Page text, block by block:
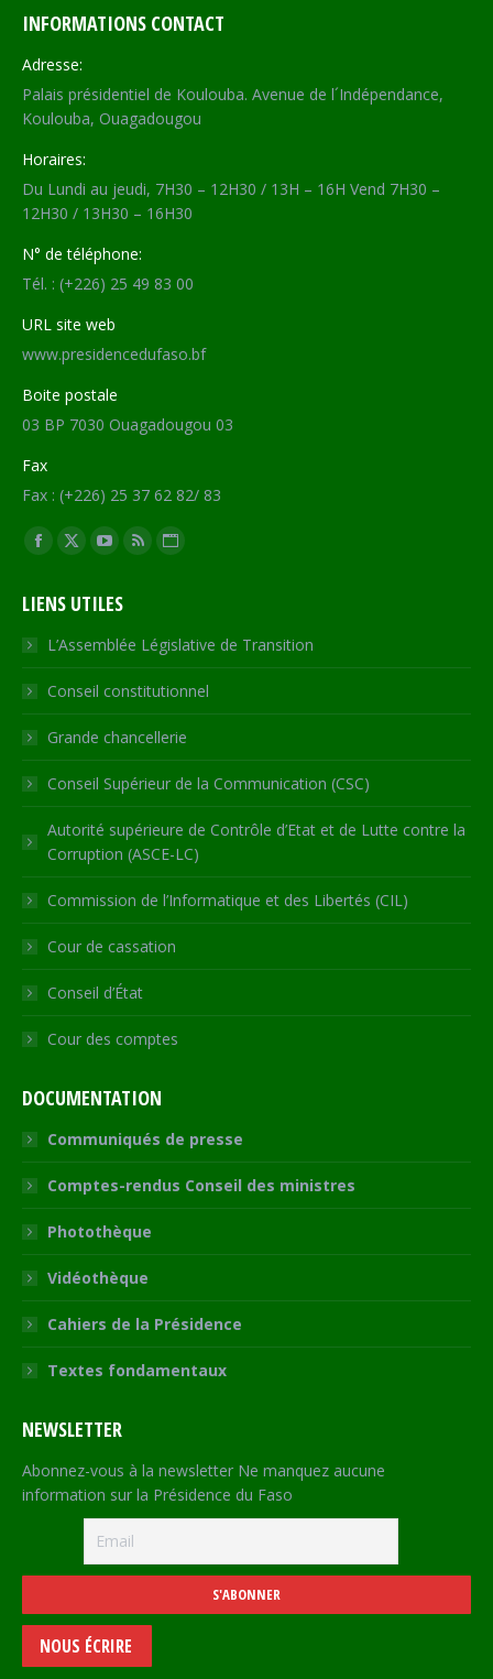
INFORMATIONS CONTACT
Adresse:
Palais présidentiel de Koulouba. Avenue de l´Indépendance,
Koulouba, Ouagadougou
Horaires:
Du Lundi au jeudi, 7H30 – 12H30 / 13H – 16H Vend 7H30 –
12H30 / 13H30 – 16H30
N° de téléphone:
Tél. : (+226) 25 49 83 00
URL site web
www.presidencedufaso.bf
Boite postale
03 BP 7030 Ouagadougou 03
Fax
Fax : (+226) 25 37 62 82/ 83
Trouvez nous sur :
Facebook
opens
in
new
window
X
opens
in
new
window
YouTube
opens
in
new
window
RSS
in
new
window
Site
opens
in
new
LIENS UTILES
L’Assemblée Législative de Transition
Conseil constitutionnel
Grande chancellerie
Conseil Supérieur de la Communication (CSC)
Autorité supérieure de Contrôle d’Etat et de Lutte contre la
Corruption (ASCE-LC)
Commission de l’Informatique et des Libertés (CIL)
Cour de cassation
Conseil d’État
Cour des comptes
DOCUMENTATION
Communiqués de presse
Comptes-rendus Conseil des ministres
Photothèque
Vidéothèque
Cahiers de la Présidence
Textes fondamentaux
NEWSLETTER
Abonnez-vous à la newsletter Ne manquez aucune
information sur la Présidence du Faso
NOUS ÉCRIRE